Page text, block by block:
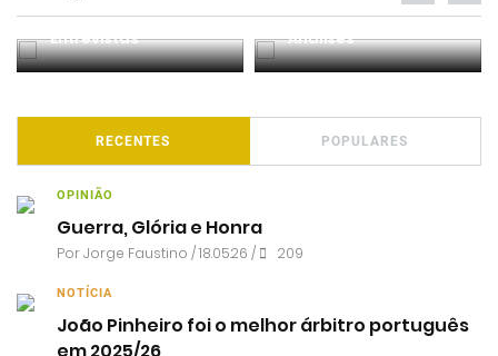
Entrevistas Análises
RECENTES POPULARES
OPINIÃO
Guerra, Glória e Honra
PorJorge Faustino / 18.05.26 / 209
NOTÍCIA
João Pinheiro foi o melhor árbitro português